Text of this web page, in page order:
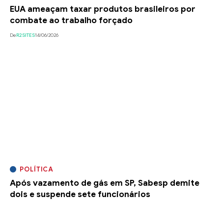
EUA ameaçam taxar produtos brasileiros por
combate ao trabalho forçado
DeR2SITES14/06/2026
POLÍTICA
Após vazamento de gás em SP, Sabesp demite
dois e suspende sete funcionários